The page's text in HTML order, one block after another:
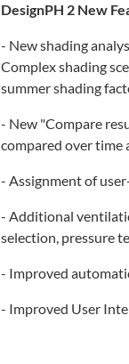
DesignPH 2 New
- New shading
Complex shading
summer shading
- New "Compare
compared over time
- Assignment of
- Additional
selection, pressure
- Improved
- Improved User